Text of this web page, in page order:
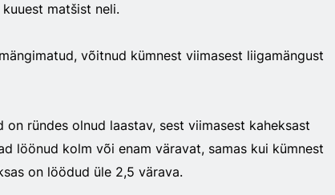
matšist neli.
võitnud kümnest viimasest liigamängust
on ründes olnud laastav, sest viimasest kaheksast
löönud kolm või enam väravat, samas kui kümnest
on löödud üle 2,5 värava.